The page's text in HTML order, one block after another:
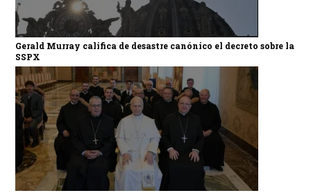
Gerald Murray califica de desastre canónico el decreto sobre la
SSPX